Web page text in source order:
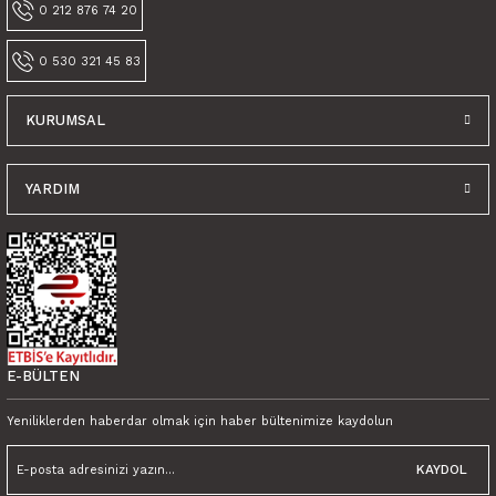
0 212 876 74 20
0 530 321 45 83
KURUMSAL
YARDIM
E-BÜLTEN
Yeniliklerden haberdar olmak için haber bültenimize kaydolun
KAYDOL